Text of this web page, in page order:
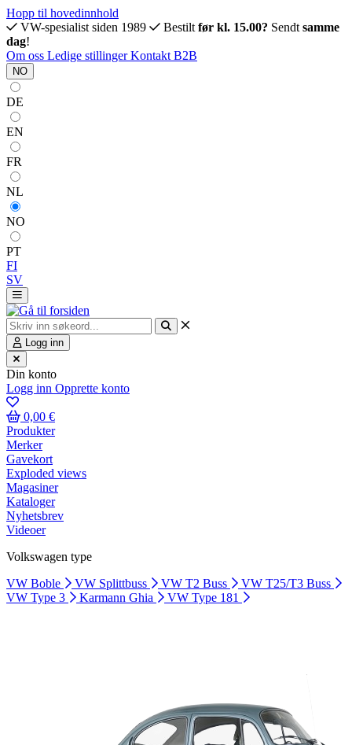
Hopp til hovedinnhold
VW-spesialist siden 1989
Bestilt før kl. 15.00? Sendt samme
dag!
Om oss Ledige stillingerKontakt B2B
NO
DE
EN
FR
NL
NO
PT
FI
SV
Logg inn
Din konto
Logg inn Opprette konto
0,00 €
Produkter
Merker
Gavekort
Exploded views
Magasiner
Kataloger
Nyhetsbrev
Videoer
Volkswagen type
VW Boble
VW Splittbuss VW T2 Buss
VW T25/T3 Buss
VW Type 3
Karmann Ghia VW Type 181